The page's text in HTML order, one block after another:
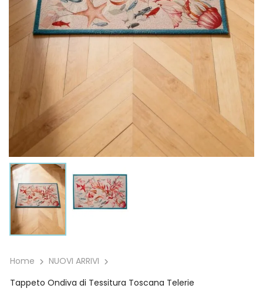
Home
NUOVI ARRIVI
Tappeto Ondiva di Tessitura Toscana Telerie